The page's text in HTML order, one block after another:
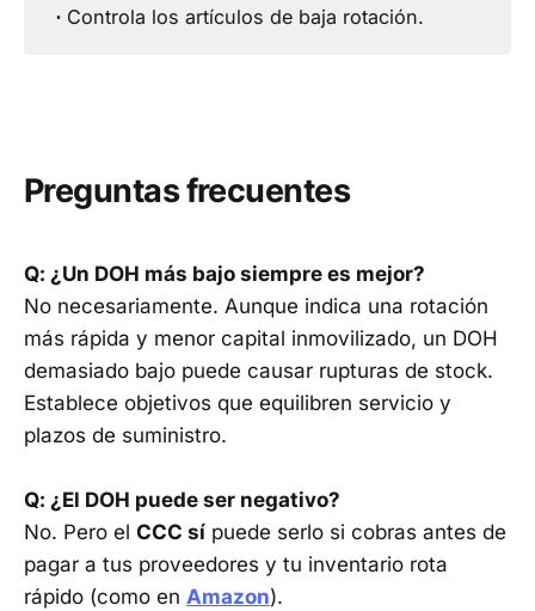
∙ Controla los artículos de baja rotación.
Preguntas frecuentes
Q: ¿Un DOH más bajo siempre es mejor?
No necesariamente. Aunque indica una rotación
más rápida y menor capital inmovilizado, un DOH
demasiado bajo puede causar rupturas de stock.
Establece objetivos que equilibren servicio y
plazos de suministro.
Q: ¿El DOH puede ser negativo?
No. Pero el CCC sí puede serlo si cobras antes de
pagar a tus proveedores y tu inventario rota
rápido (como en Amazon).